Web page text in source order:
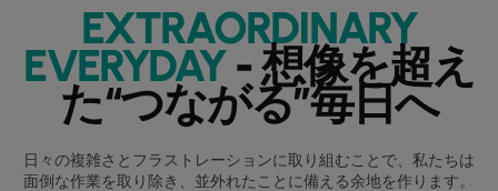
EXTRAORDINARY
EVERYDAY- 想像を超え
た“つながる”毎日へ
日々の複雑さとフラストレーションに取り組むことで、私たちは
面倒な作業を取り除き、並外れたことに備える余地を作ります。